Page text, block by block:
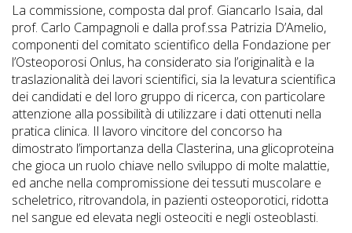
La commissione, composta dal prof. Giancarlo Isaia, dal
prof. Carlo Campagnoli e dalla prof.ssa Patrizia D’Amelio,
componenti del comitato scientifico della Fondazione per
l’Osteoporosi Onlus, ha considerato sia l’originalità e la
traslazionalità dei lavori scientifici, sia la levatura scientifica
dei candidati e del loro gruppo di ricerca, con particolare
attenzione alla possibilità di utilizzare i dati ottenuti nella
pratica clinica. Il lavoro vincitore del concorso ha
dimostrato l’importanza della Clasterina, una glicoproteina
che gioca un ruolo chiave nello sviluppo di molte malattie,
ed anche nella compromissione dei tessuti muscolare e
scheletrico, ritrovandola, in pazienti osteoporotici, ridotta
nel sangue ed elevata negli osteociti e negli osteoblasti.